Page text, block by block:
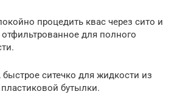
процедить квас через сито и
для полного
ситечко для жидкости из
бутылки.